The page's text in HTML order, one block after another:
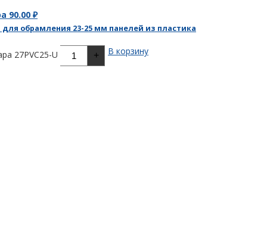
90.00 ₽
обрамления 23-25 мм панелей из пластика
27PVC25-U + В корзину